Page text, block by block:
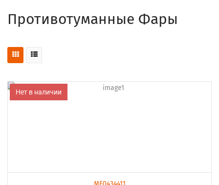
Противотуманные Фары
Нет в наличии